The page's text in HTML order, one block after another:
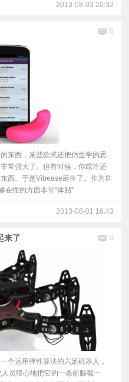
2013-08-03 20:32
0
东西，某些款式还把仿生学的思
常强大了。但有时候，你或许还
西。于是Vibease诞生了。作为世
在性的方面非常“体贴”
2013-08-01 16:43
来了 0
个运用弹性算法的六足机器人，
员狠心地把它的一条前腿截一